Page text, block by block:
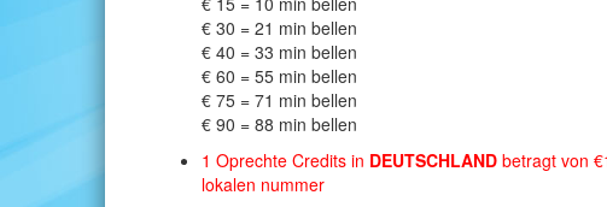
€ 30 = 21 min bellen
€ 40 = 33 min bellen
€ 60 = 55 min bellen
€ 75 = 71 min bellen
€ 90 = 88 min bellen
1 Oprechte Credits in DEUTSCHLAND betragt von
lokalen nummer